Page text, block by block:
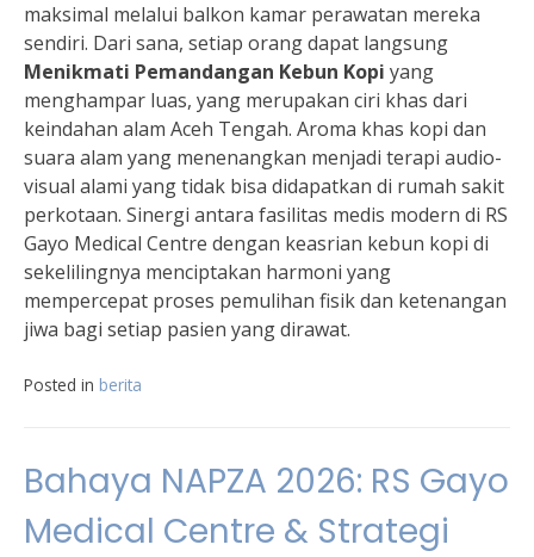
maksimal melalui balkon kamar perawatan mereka
sendiri. Dari sana, setiap orang dapat langsung
Menikmati Pemandangan Kebun Kopi yang
menghampar luas, yang merupakan ciri khas dari
keindahan alam Aceh Tengah. Aroma khas kopi dan
suara alam yang menenangkan menjadi terapi audio-
visual alami yang tidak bisa didapatkan di rumah sakit
perkotaan. Sinergi antara fasilitas medis modern di RS
Gayo Medical Centre dengan keasrian kebun kopi di
sekelilingnya menciptakan harmoni yang
mempercepat proses pemulihan fisik dan ketenangan
jiwa bagi setiap pasien yang dirawat.
Posted in berita
Bahaya NAPZA 2026: RS Gayo
Medical Centre & Strategi